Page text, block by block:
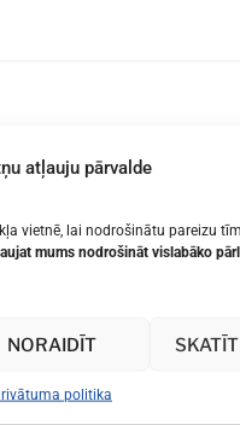
atļauju pārvalde
vietnē, lai nodrošinātu pareizu
mums nodrošināt vislabāko
NORAIDĪT
politika